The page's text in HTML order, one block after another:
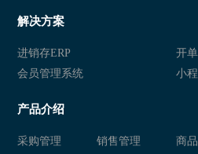
服装管理软件
服装店管理软件
服装店会员管理系统
解决方案
进销存ERP
开
会员管理系统
小
产品介绍
采购管理 销售管理 商